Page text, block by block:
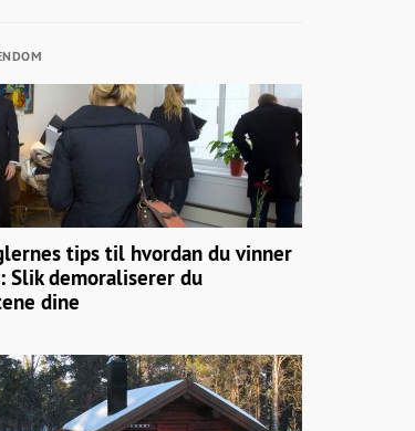
tips til hvordan du vinner
Slik demoraliserer du
dine